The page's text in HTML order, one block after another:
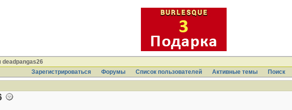
Зарегистрироваться
Форумы Список пользователей Активные темы Поиcк